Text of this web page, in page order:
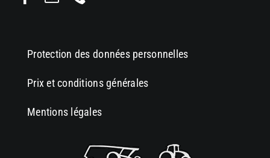
Protection des données personnelles
Prix et conditions générales
Mentions légales